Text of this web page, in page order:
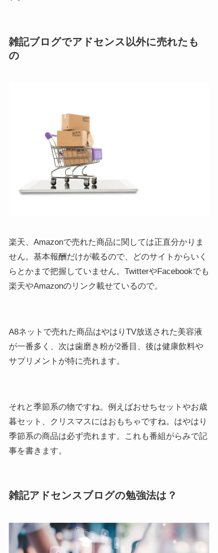
雑記ブログでアドセンス以外に売れたも
の
楽天、Amazonで売れた商品に関しては正直分かりま
せん。基本報酬だけが載るので、どのサイトからいく
らとかまで把握していません。TwitterやFacebookでも
楽天やAmazonのリンク載せているので。
A8ネットで売れた商品はやはりTV放送された美容液
が一番多く、次は歯磨き粉が2番目、後は健康飲料や
サプリメントが特に売れます。
それと季節系の物ですね。例えばおせちセットやお歳
暮セット、クリスマスにはおもちゃですね。はやはり
季節系の商品は必ず売れます。これも番組がらみで記
事を書きます。
雑記アドセンスブログの勉強法は？